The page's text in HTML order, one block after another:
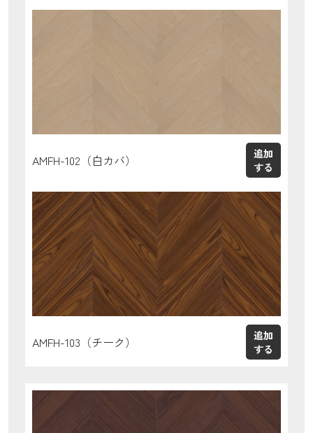
AMFH-102（白カバ）
AMFH-103（チーク）